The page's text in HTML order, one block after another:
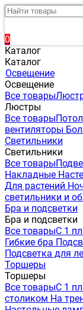
0
Каталог
Каталог
Освещение
Освещение
Все товары
Люстры
Все товары
вентиляторы
Светильники
Светильники
Все товары
Накладные
Для растений
светильники и
Бра и подсветки
Бра и подсветки
Все товарыС 1
Гибкие бра
Подсветка для
Торшеры
Торшеры
Все товарыС 1
столиком На